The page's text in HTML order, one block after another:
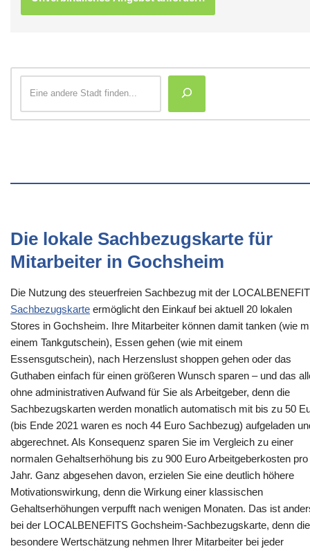
Die lokale Sachbezugskarte für
Mitarbeiter in Gochsheim
Die Nutzung des steuerfreien Sachbezug mit der
Sachbezugskarte ermöglicht den Einkauf bei aktuell 20 lokalen
Stores in Gochsheim. Ihre Mitarbeiter können damit tanken (wie
einem Tankgutschein), Essen gehen (wie mit einem
Essensgutschein), nach Herzenslust shoppen gehen oder das
Guthaben einfach für einen größeren Wunsch sparen – und das
ohne administrativen Aufwand für Sie als Arbeitgeber, denn die
Sachbezugskarten werden monatlich automatisch mit bis zu 50
(bis Ende 2021 waren es noch 44 Euro Sachbezug) aufgeladen
abgerechnet. Als Konsequenz sparen Sie im Vergleich zu einer
normalen Gehaltserhöhung bis zu 900 Euro Arbeitgeberkosten pro
Jahr. Ganz abgesehen davon, erzielen Sie eine deutlich höhere
Motivationswirkung, denn die Wirkung einer klassischen
Gehaltserhöhungen verpufft nach wenigen Monaten. Das ist
bei der LOCALBENEFITS Gochsheim-Sachbezugskarte, denn die
besondere Wertschätzung nehmen Ihrer Mitarbeiter bei jeder